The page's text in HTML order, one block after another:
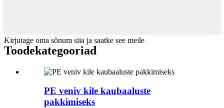
Kirjutage oma sõnum siia ja saatke see meile
Toodekategooriad
PE veniv kile kaubaaluste
pakkimiseks